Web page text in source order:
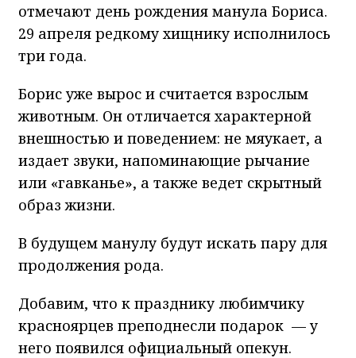
отмечают день рождения манула Бориса.
29 апреля редкому хищнику исполнилось
три года.
Борис уже вырос и считается взрослым
животным. Он отличается характерной
внешностью и поведением: не мяукает, а
издает звуки, напоминающие рычание
или «гавканье», а также ведет скрытный
образ жизни.
В будущем манулу будут искать пару для
продолжения рода.
Добавим, что к празднику любимчику
красноярцев преподнесли подарок — у
него появился официальный опекун.